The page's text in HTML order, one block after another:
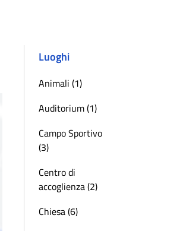
Luoghi
Animali (1)
Auditorium (1)
Campo Sportivo
(3)
Centro di
accoglienza (2)
Chiesa (6)